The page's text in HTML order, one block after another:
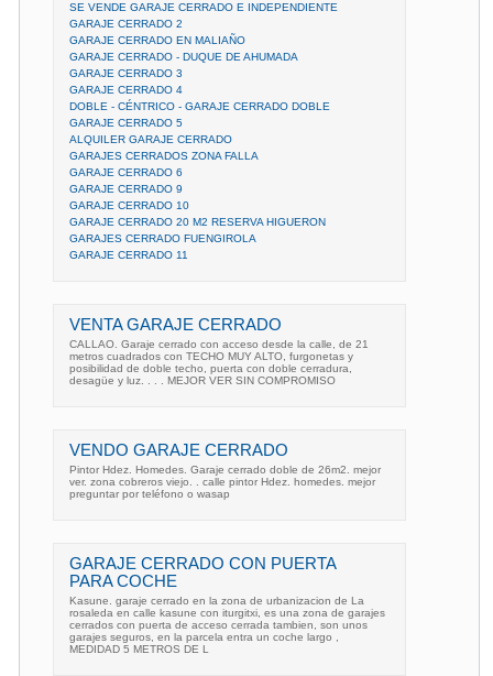
SE VENDE GARAJE CERRADO E INDEPENDIENTE
GARAJE CERRADO 2
GARAJE CERRADO EN MALIAÑO
GARAJE CERRADO - DUQUE DE AHUMADA
GARAJE CERRADO 3
GARAJE CERRADO 4
DOBLE - CÉNTRICO - GARAJE CERRADO DOBLE
GARAJE CERRADO 5
ALQUILER GARAJE CERRADO
GARAJES CERRADOS ZONA FALLA
GARAJE CERRADO 6
GARAJE CERRADO 9
GARAJE CERRADO 10
GARAJE CERRADO 20 M2 RESERVA HIGUERON
GARAJES CERRADO FUENGIROLA
GARAJE CERRADO 11
VENTA GARAJE CERRADO
CALLAO. Garaje cerrado con acceso desde la calle, de 21
metros cuadrados con TECHO MUY ALTO, furgonetas y
posibilidad de doble techo, puerta con doble cerradura,
desagüe y luz. . . . MEJOR VER SIN COMPROMISO
VENDO GARAJE CERRADO
Pintor Hdez. Homedes. Garaje cerrado doble de 26m2. mejor
ver. zona cobreros viejo. . calle pintor Hdez. homedes. mejor
preguntar por teléfono o wasap
GARAJE CERRADO CON PUERTA
PARA COCHE
Kasune. garaje cerrado en la zona de urbanizacion de La
rosaleda en calle kasune con iturgitxi, es una zona de garajes
cerrados con puerta de acceso cerrada tambien, son unos
garajes seguros, en la parcela entra un coche largo ,
MEDIDAD 5 METROS DE L